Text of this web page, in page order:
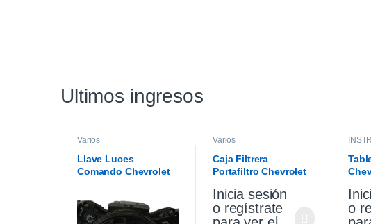
Ultimos ingresos
Varios
Llave Luces
Comando Chevrolet
Varios
Caja Filtrera
Portafiltro Chevrolet
19/21
Inicia sesión
o regístrate
o